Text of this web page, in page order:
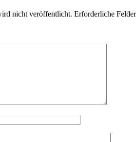
nicht veröffentlicht. Erforderliche Felder